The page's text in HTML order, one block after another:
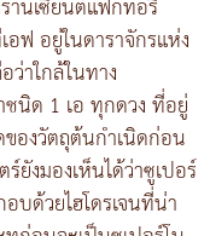
านเซียนต์แฟกทอรี
ฟ อยู่ในดาราจักรแห่ง
าใกล้ในทาง
ชนิด 1 เอ ทุกดวง ที่อยู่
องวัตถุต้นกำเนิดก่อน
ยังมองเห็นได้ว่าซูเปอร์
ด้วยไฮโดรเจนที่น่า